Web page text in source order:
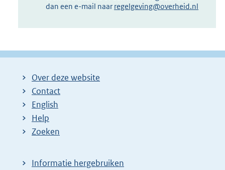
dan een e-mail naar regelgeving@overheid.nl
Over deze website
Contact
English
Help
Zoeken
Informatie hergebruiken